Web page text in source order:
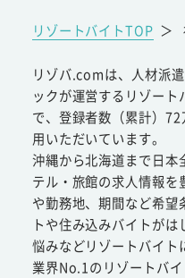
リゾートバイトTOP ＞
リゾバ.comは、人材派
ックが運営するリゾート
で、登録者数（累計）
用いただいています。
沖縄から北海道まで日本
テル・旅館の求人情報
や勤務地、期間など希望
トや住み込みバイトが
悩みなどリゾートバイト
業界No.1のリゾートバ